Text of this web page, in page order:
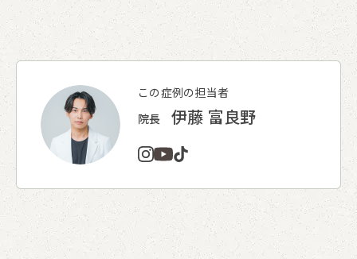
この症例の担当者
院長
伊藤 富良野